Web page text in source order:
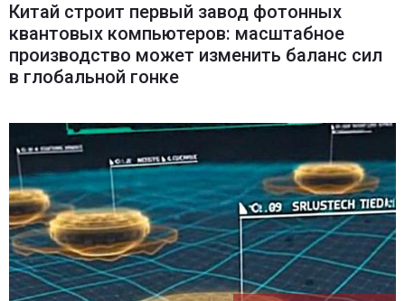
Китай строит первый завод фотонных
квантовых компьютеров: масштабное
производство может изменить баланс сил
в глобальной гонке